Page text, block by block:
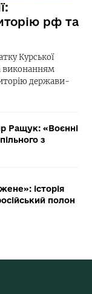
рф та
Курської
виконанням
держави-
Ращук: «Воєнні
з
історія
полон